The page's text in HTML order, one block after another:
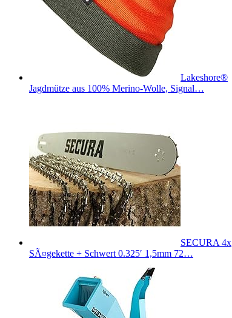
Lakeshore®
Jagdmütze aus 100% Merino-Wolle, Signal…
SECURA 4x
SÃ¤gekette + Schwert 0.325′ 1,5mm 72…